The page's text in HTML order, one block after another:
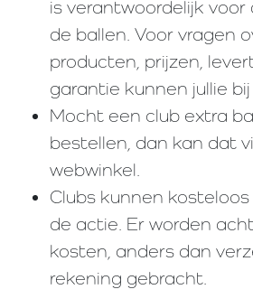
is verantwoordelijk voor
de ballen. Voor vragen
producten, prijzen,
garantie kunnen jullie
Mocht een club extra
bestellen, dan kan dat
webwinkel.
Clubs kunnen
de actie. Er worden
kosten, anders dan
rekening gebracht.